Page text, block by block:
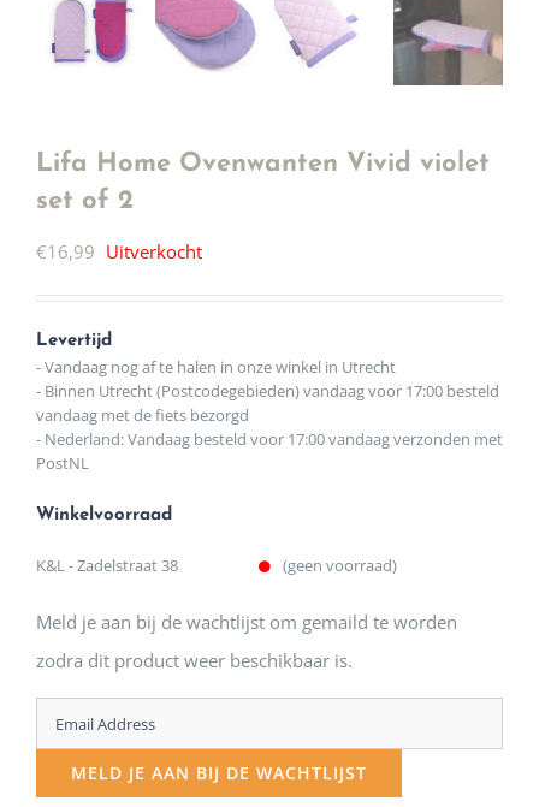
Lifa Home Ovenwanten Vivid violet
set of 2
€16,99 Uitverkocht
Levertijd
- Vandaag nog af te halen in onze winkel in Utrecht
- Binnen Utrecht (Postcodegebieden) vandaag voor 17:00 besteld
vandaag met de fiets bezorgd
- Nederland: Vandaag besteld voor 17:00 vandaag verzonden met
PostNL
Winkelvoorraad
K&L - Zadelstraat 38 (geen voorraad)
Meld je aan bij de wachtlijst om gemaild te worden
zodra dit product weer beschikbaar is.
Enter
your
email
MELD JE AAN BIJ DE WACHTLIJST